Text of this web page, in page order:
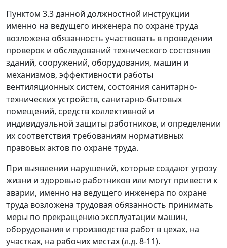
Пунктом 3.3 данной должностной инструкции
именно на ведущего инженера по охране труда
возложена обязанность участвовать в проведении
проверок и обследований технического состояния
зданий, сооружений, оборудования, машин и
механизмов, эффективности работы
вентиляционных систем, состояния санитарно-
технических устройств, санитарно-бытовых
помещений, средств коллективной и
индивидуальной защиты работников, и определении
их соответствия требованиям нормативных
правовых актов по охране труда.
При выявлении нарушений, которые создают угрозу
жизни и здоровью работников или могут привести к
аварии, именно на ведущего инженера по охране
труда возложена трудовая обязанность принимать
меры по прекращению эксплуатации машин,
оборудования и производства работ в цехах, на
участках, на рабочих местах (л.д. 8-11).